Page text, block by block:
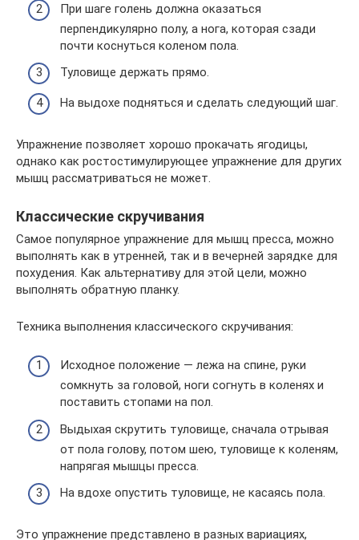
При шаге голень должна оказаться
перпендикулярно полу, а нога, которая сзади
почти коснуться коленом пола.
Туловище держать прямо.
На выдохе подняться и сделать следующий шаг.
Упражнение позволяет хорошо прокачать ягодицы,
однако как ростостимулирующее упражнение для других
мышц рассматриваться не может.
Классические скручивания
Самое популярное упражнение для мышц пресса, можно
выполнять как в утренней, так и в вечерней зарядке для
похудения. Как альтернативу для этой цели, можно
выполнять обратную планку.
Техника выполнения классического скручивания:
Исходное положение — лежа на спине, руки
сомкнуть за головой, ноги согнуть в коленях и
поставить стопами на пол.
Выдыхая скрутить туловище, сначала отрывая
от пола голову, потом шею, туловище к коленям,
напрягая мышцы пресса.
На вдохе опустить туловище, не касаясь пола.
Это упражнение представлено в разных вариациях,